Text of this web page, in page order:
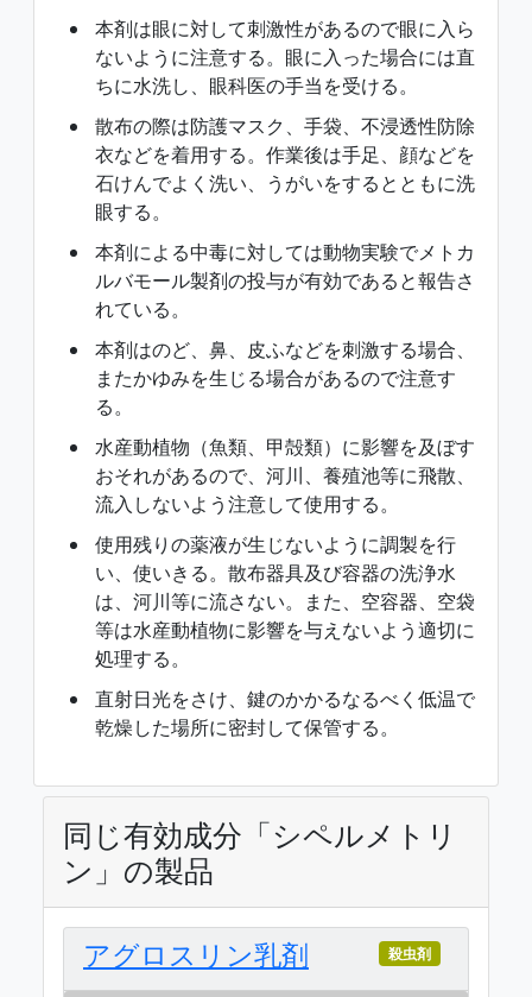
本剤は眼に対して刺激性があるので眼に入ら
ないように注意する。眼に入った場合には直
ちに水洗し、眼科医の手当を受ける。
散布の際は防護マスク、手袋、不浸透性防除
衣などを着用する。作業後は手足、顔などを
石けんでよく洗い、うがいをするとともに洗
眼する。
本剤による中毒に対しては動物実験でメトカ
ルバモール製剤の投与が有効であると報告さ
れている。
本剤はのど、鼻、皮ふなどを刺激する場合、
またかゆみを生じる場合があるので注意す
る。
水産動植物（魚類、甲殻類）に影響を及ぼす
おそれがあるので、河川、養殖池等に飛散、
流入しないよう注意して使用する。
使用残りの薬液が生じないように調製を行
い、使いきる。散布器具及び容器の洗浄水
は、河川等に流さない。また、空容器、空袋
等は水産動植物に影響を与えないよう適切に
処理する。
直射日光をさけ、鍵のかかるなるべく低温で
乾燥した場所に密封して保管する。
同じ有効成分「シペルメトリ
ン」の製品
アグロスリン乳剤 殺虫剤